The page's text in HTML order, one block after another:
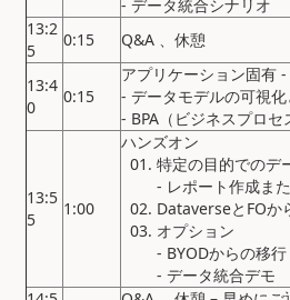
- データ統合シナリオ
13:2
5
0:15 Q&A 、休憩
13:4
0
0:15
アプリケーション固有 -
- データモデルの可視
- BPA（ビジネスプロセ
13:5
5
1:00
ハンズオン
01. 特定の目的でのデ
- レポート作成また
02. DataverseとFOか
03. オプション
- BYODからの移行
- データ統合デモ